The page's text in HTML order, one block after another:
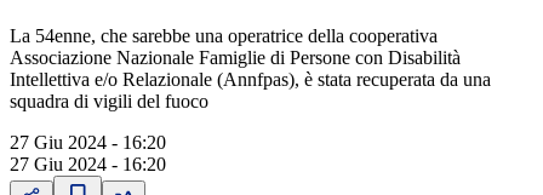
La 54enne, che sarebbe una operatrice della cooperativa
Associazione Nazionale Famiglie di Persone con Disabilità
Intellettiva e/o Relazionale (Annfpas), è stata recuperata da una
squadra di vigili del fuoco
27 Giu 2024 - 16:20
27 Giu 2024 - 16:20